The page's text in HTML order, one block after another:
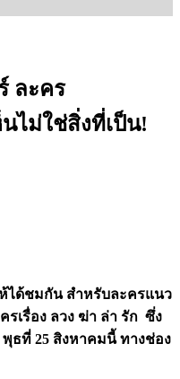
ละคร
ไม่ใช่สิ่งที่เป็น!
ได้ชมกัน สำหรับละครแนว
เรื่อง ลวง ฆ่า ล่า รัก ซึ่ง
ธที่ 25 สิงหาคมนี้ ทางช่อง